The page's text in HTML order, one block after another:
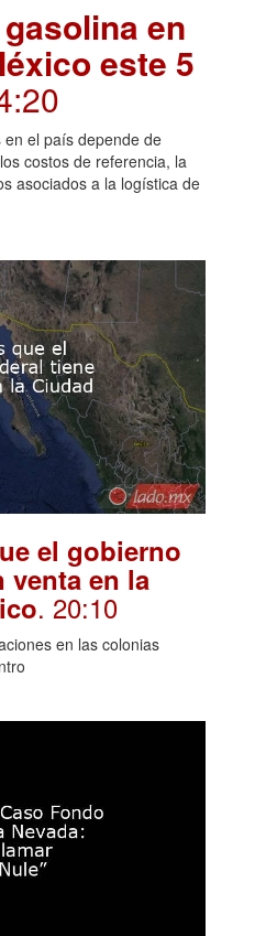
en
este 5
el país depende de
costos de referencia, la
asociados a la logística de
el gobierno
venta en la
. 20:10
en las colonias